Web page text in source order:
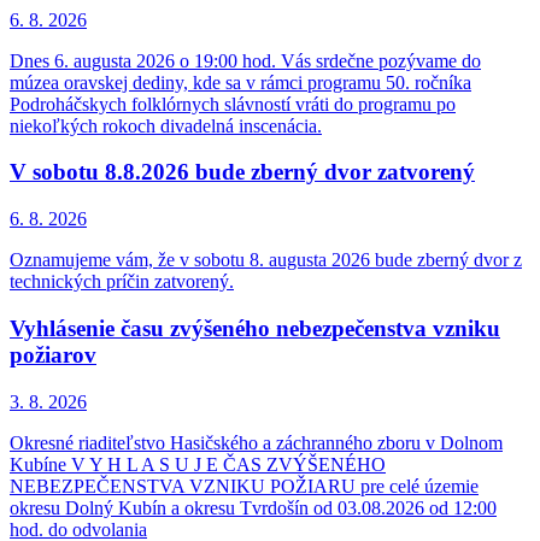
6. 8. 2026
Dnes 6. augusta 2026 o 19:00 hod. Vás srdečne pozývame do
múzea oravskej dediny, kde sa v rámci programu 50. ročníka
Podroháčskych folklórnych slávností vráti do programu po
niekoľkých rokoch divadelná inscenácia.
V sobotu 8.8.2026 bude zberný dvor zatvorený
6. 8. 2026
Oznamujeme vám, že v sobotu 8. augusta 2026 bude zberný dvor z
technických príčin zatvorený.
Vyhlásenie času zvýšeného nebezpečenstva vzniku
požiarov
3. 8. 2026
Okresné riaditeľstvo Hasičského a záchranného zboru v Dolnom
Kubíne V Y H L A S U J E ČAS ZVÝŠENÉHO
NEBEZPEČENSTVA VZNIKU POŽIARU pre celé územie
okresu Dolný Kubín a okresu Tvrdošín od 03.08.2026 od 12:00
hod. do odvolania